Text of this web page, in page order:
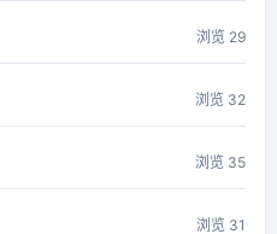
浏览 29
浏览 32
浏览 35
浏览 31